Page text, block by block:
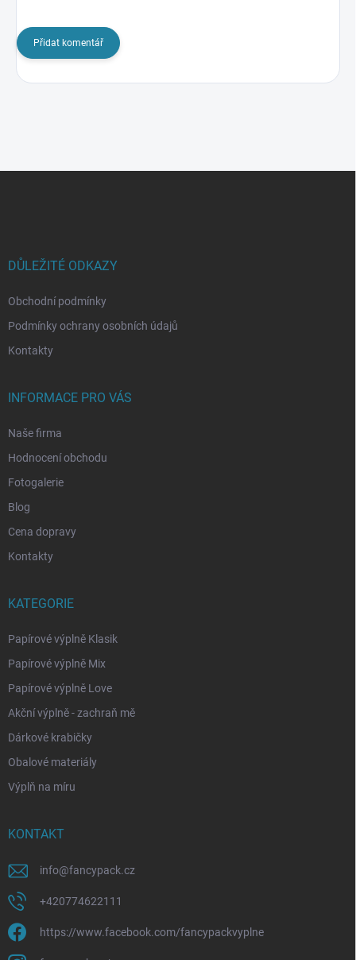
Přidat komentář
DŮLEŽITÉ ODKAZY
Obchodní podmínky
Podmínky ochrany osobních údajů
Kontakty
INFORMACE PRO VÁS
Naše firma
Hodnocení obchodu
Fotogalerie
Blog
Cena dopravy
Kontakty
KATEGORIE
Papírové výplně Klasik
Papírové výplně Mix
Papírové výplně Love
Akční výplně - zachraň mě
Dárkové krabičky
Obalové materiály
Výplň na míru
KONTAKT
info@fancypack.cz
+420774622111
https://www.facebook.com/fancypackvyplne